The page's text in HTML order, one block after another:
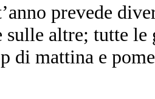
prevede
sulle altre; tutte
di mattina e